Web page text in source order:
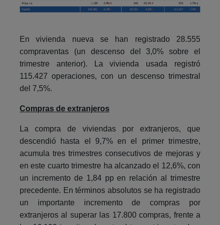
En vivienda nueva se han registrado 28.555
compraventas (un descenso del 3,0% sobre el
trimestre anterior). La vivienda usada registró
115.427 operaciones, con un descenso trimestral
del 7,5%.
Compras de extranjeros
La compra de viviendas por extranjeros, que
descendió hasta el 9,7% en el primer trimestre,
acumula tres trimestres consecutivos de mejoras y
en este cuarto trimestre ha alcanzado el 12,6%, con
un incremento de 1,84 pp en relación al trimestre
precedente. En términos absolutos se ha registrado
un importante incremento de compras por
extranjeros al superar las 17.800 compras, frente a